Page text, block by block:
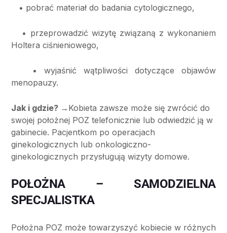
• pobrać materiał do badania cytologicznego,
• przeprowadzić wizytę związaną z wykonaniem
Holtera ciśnieniowego,
• wyjaśnić wątpliwości dotyczące objawów
menopauzy.
Jak i gdzie? → Kobieta zawsze może się zwrócić do
swojej położnej POZ telefonicznie lub odwiedzić ją w
gabinecie. Pacjentkom po operacjach
ginekologicznych lub onkologiczno-
ginekologicznych przysługują wizyty domowe.
POŁOŻNA – SAMODZIELNA
SPECJALISTKA
Położna POZ może towarzyszyć kobiecie w różnych